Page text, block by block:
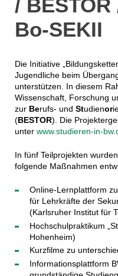
/
Bo-SEKII
Die Initiative
Jugendliche beim
unterstützen. In diesem
Wissenschaft, Forschung
zur Berufs- und Studienor
(BESTOR). Die
unter www.studieren-in-
In fünf Teilprojekten
folgende Maßnahmen
Online-Lernplattform
für Lehrkräfte der
(Karlsruher Institut für
Hochschulpraktikum
Hohenheim)
Kurzfilme zu
Informationsplattform